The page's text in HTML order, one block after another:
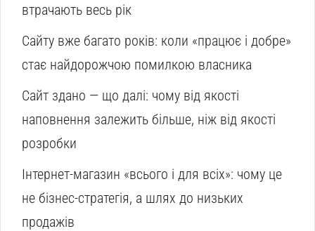
втрачають весь рік
Сайту вже багато років: коли «працює і добре»
стає найдорожчою помилкою власника
Сайт здано — що далі: чому від якості
наповнення залежить більше, ніж від якості
розробки
Інтернет-магазин «всього і для всіх»: чому це
не бізнес-стратегія, а шлях до низьких
продажів